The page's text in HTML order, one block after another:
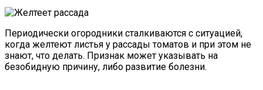
Периодически огородники сталкиваются с ситуацией,
когда желтеют листья у рассады томатов и при этом не
знают, что делать. Признак может указывать на
безобидную причину, либо развитие болезни.